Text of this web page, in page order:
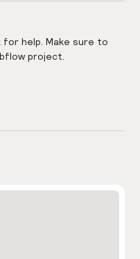
for help. Make sure to
project.